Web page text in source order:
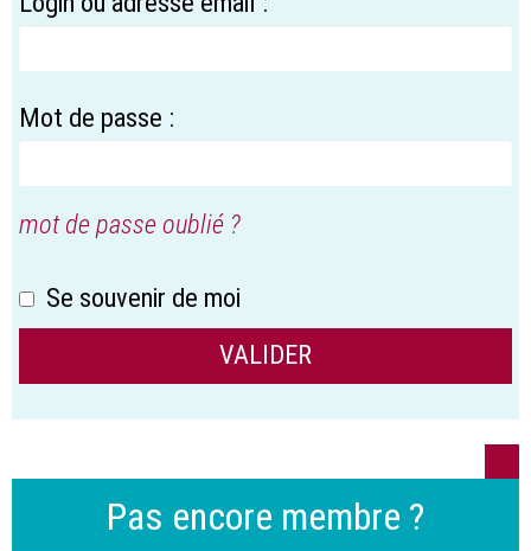
Mot de passe :
mot de passe oublié ?
Se souvenir de moi
Pas encore membre ?